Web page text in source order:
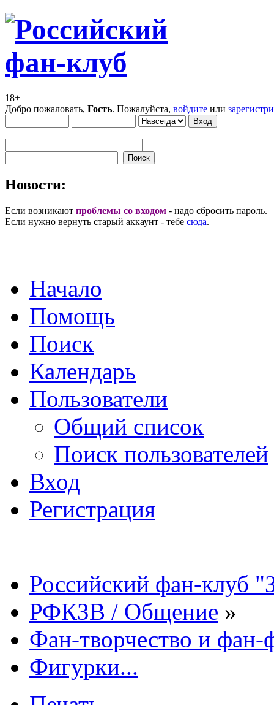
18+
Добро пожаловать, Гость. Пожалуйста, войдите или
Новости:
Если возникают проблемы со входом - надо сбросить пароль.
Если нужно вернуть старый аккаунт - тебе сюда.
Начало
Помощь
Поиск
Календарь
Пользователи
Общий список
Поиск пользователей
Вход
Регистрация
Российский фан-клуб
РФКЗВ / Общение »
Фан-творчество и
Фигурки...